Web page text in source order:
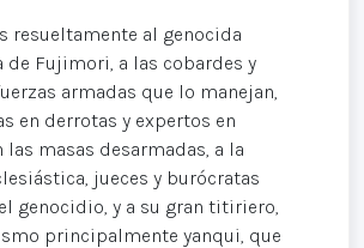
resueltamente al genocida
de Fujimori, a las cobardes y
armadas que lo manejan,
en derrotas y expertos en
las masas desarmadas, a la
jueces y burócratas
genocidio, y a su gran titiriero,
principalmente yanqui, que